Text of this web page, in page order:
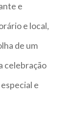
e
e local,
de um
celebração
e